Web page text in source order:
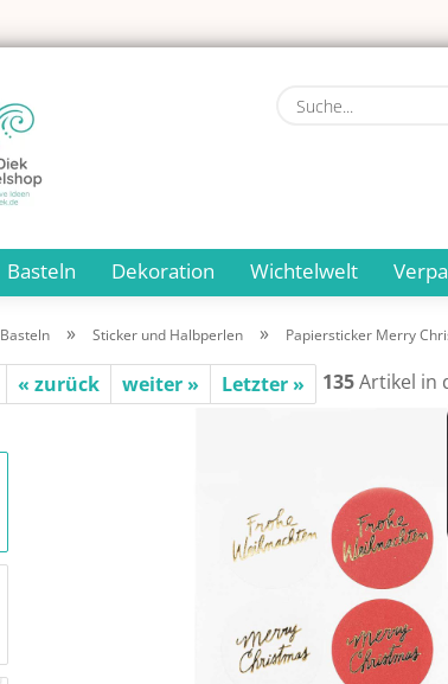
Basteln Dekoration Wichtelwelt
Basteln » Sticker und Halbperlen » Papiersticker Merry
« zurück weiter » Letzter » 135Artikel in